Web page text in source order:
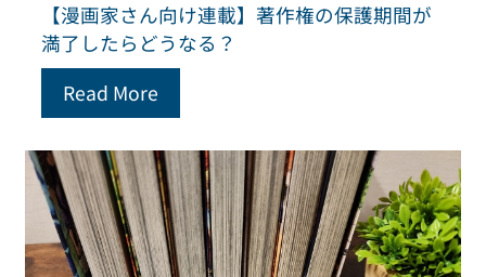
【漫画家さん向け連載】著作権の保護期間が
満了したらどうなる？
Read More